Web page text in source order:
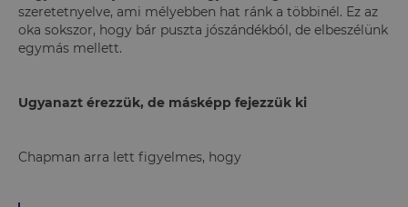
szeretetnyelve, ami mélyebben hat ránk a többinél. Ez az
oka sokszor, hogy bár puszta jószándékból, de elbeszélünk
egymás mellett.
Ugyanazt érezzük, de másképp fejezzük ki
Chapman arra lett figyelmes, hogy